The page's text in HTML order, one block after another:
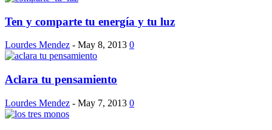
Ten y comparte tu energía y tu luz
Lourdes Mendez - May 8, 2013 0
Aclara tu pensamiento
Lourdes Mendez - May 7, 2013 0